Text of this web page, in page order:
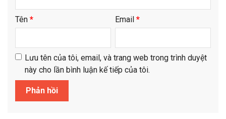
Tên * Email *
Lưu tên của tôi, email, và trang web trong trình duyệt
này cho lần bình luận kế tiếp của tôi.